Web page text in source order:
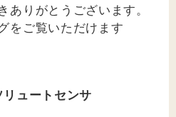
ありがとうございます。
をご覧いただけます
ュートセンサ